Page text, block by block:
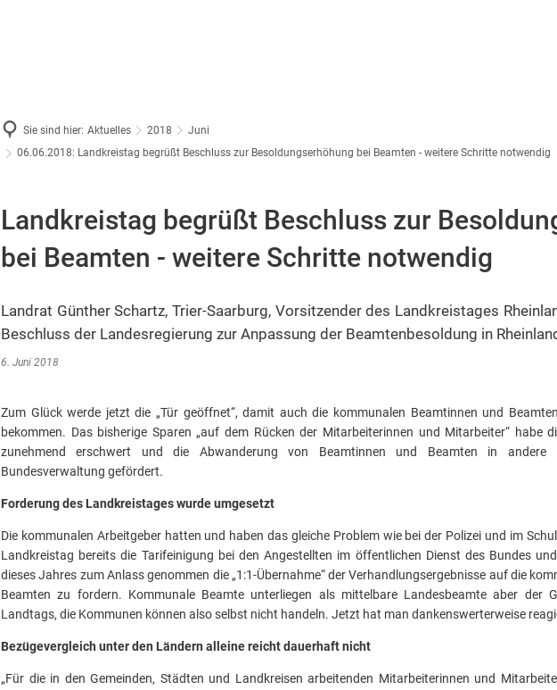
Sie sind hier: Aktuelles 2018
Juni
06.06.2018: Landkreistag begrüßt Beschluss zur Besoldungserhöhung bei Beamten - weitere Schritte notwendig
Landkreistag begrüßt Beschluss zur
bei Beamten - weitere Schritte notwendig
Landrat Günther Schartz, Trier-Saarburg, Vorsitzender des Landkreistages
Beschluss der Landesregierung zur Anpassung der Beamtenbesoldung in
6. Juni 2018
Zum Glück werde jetzt die „Tür geöffnet“, damit auch die kommunalen Beamtinnen und
bekommen. Das bisherige Sparen „auf dem Rücken der Mitarbeiterinnen und Mitarbeiter“ habe
zunehmend erschwert und die Abwanderung von Beamtinnen und Beamten in andere
Bundesverwaltung gefördert.
Forderung des Landkreistages wurde umgesetzt
Die kommunalen Arbeitgeber hatten und haben das gleiche Problem wie bei der Polizei und im
Landkreistag bereits die Tarifeinigung bei den Angestellten im öffentlichen Dienst des Bundes
dieses Jahres zum Anlass genommen die „1:1-Übernahme“ der Verhandlungsergebnisse auf die
Beamten zu fordern. Kommunale Beamte unterliegen als mittelbare Landesbeamte aber der
Landtags, die Kommunen können also selbst nicht handeln. Jetzt hat man dankenswerterweise
Bezügevergleich unter den Ländern alleine reicht dauerhaft nicht
„Für die in den Gemeinden, Städten und Landkreisen arbeitenden Mitarbeiterinnen und